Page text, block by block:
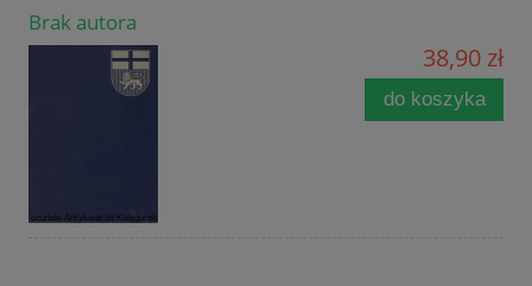
Brak autora
38,90 zł
do koszyka